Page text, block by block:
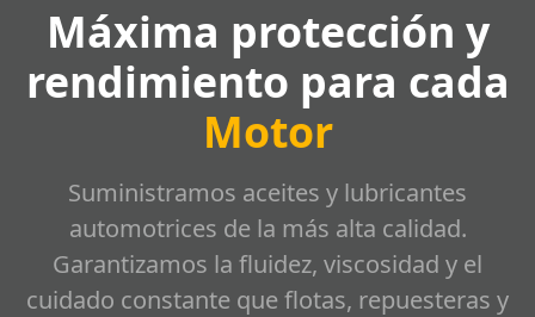
Máxima protección y
rendimiento para cada
Motor
Suministramos aceites y lubricantes
automotrices de la más alta calidad.
Garantizamos la fluidez, viscosidad y el
cuidado constante que flotas, repuesteras y